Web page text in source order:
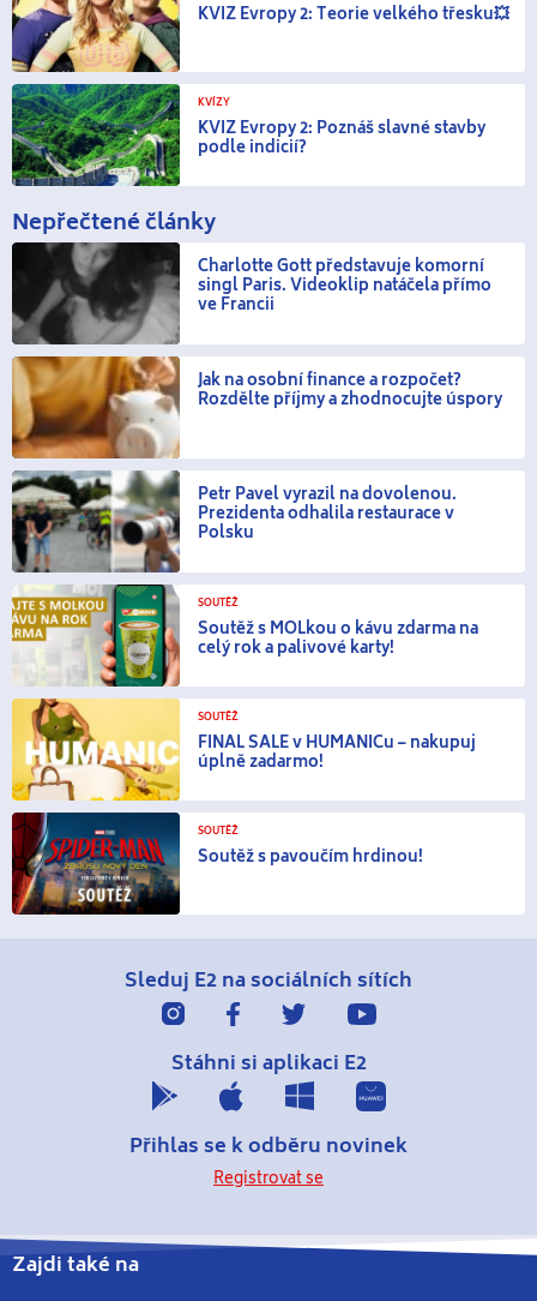
KVÍZ Evropy 2: Teorie velkého třesku💥
KVÍZY
KVÍZ Evropy 2: Poznáš slavné stavby
podle indicií?
Nepřečtené články
Charlotte Gott představuje komorní
singl Paris. Videoklip natáčela přímo
ve Francii
Jak na osobní finance a rozpočet?
Rozdělte příjmy a zhodnocujte úspory
Petr Pavel vyrazil na dovolenou.
Prezidenta odhalila restaurace v
Polsku
SOUTĚŽ
Soutěž s MOLkou o kávu zdarma na
celý rok a palivové karty!
SOUTĚŽ
FINAL SALE v HUMANICu – nakupuj
úplně zadarmo!
SOUTĚŽ
Soutěž s pavoučím hrdinou!
Sleduj E2 na sociálních sítích
Stáhni si aplikaci E2
Přihlas se k odběru novinek
Registrovat se
Zajdi také na